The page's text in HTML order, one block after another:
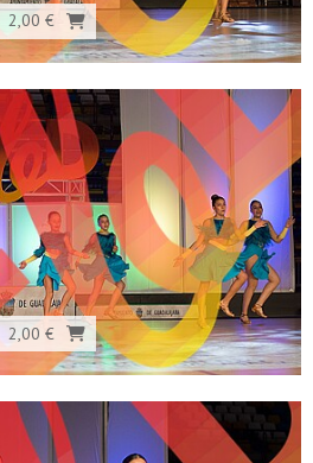
2,00 €
2,00 €